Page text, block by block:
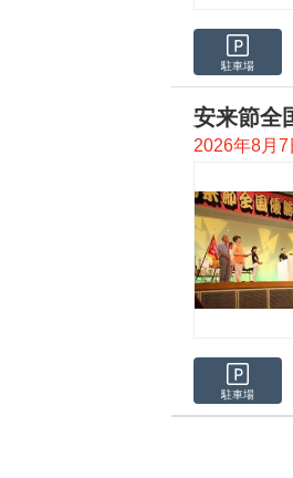
駐車場
安来節全
2026年8月
駐車場